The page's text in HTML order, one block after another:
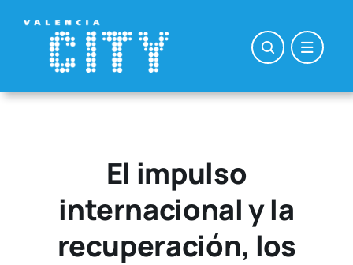
contenido
El impulso
internacional y la
recuperación, los